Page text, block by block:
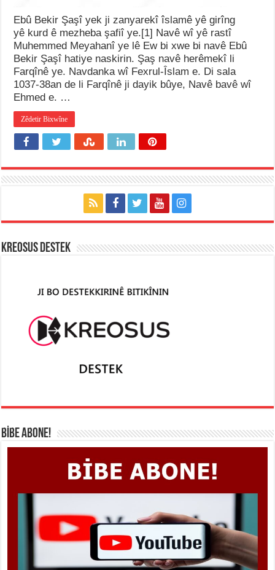
Ebû Bekir Şaşî yek ji zanyarekî îslamê yê girîng
yê kurd ê mezheba şafiî ye.[1] Navê wî yê rastî
Muhemmed Meyahanî ye lê Ew bi xwe bi navê Ebû
Bekir Şaşî hatiye naskirin. Şaş navê herêmekî li
Farqînê ye. Navdanka wî Fexrul-Îslam e. Di sala
1037-38an de li Farqînê ji dayik bûye, Navê bavê wî
Ehmed e. …
Zêdetir Bixwîne
KREOSUS DESTEK
BİBE ABONE!